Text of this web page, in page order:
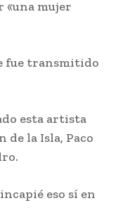
«una mujer
fue transmitido
esta artista
de la Isla, Paco
eso sí en